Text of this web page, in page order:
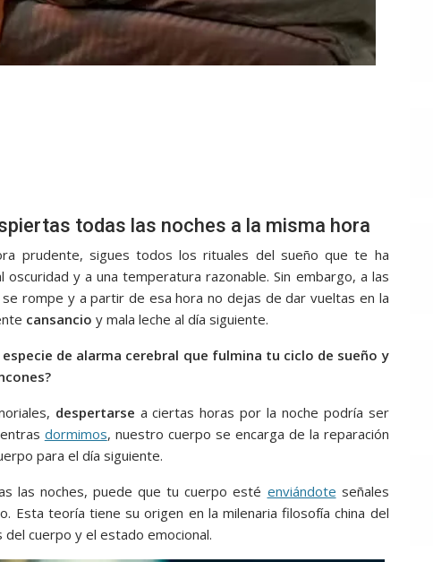
todas las noches a la misma hora
prudente, sigues todos los rituales del sueño que te ha
y a una temperatura razonable. Sin embargo, a las
se rompe y a partir de esa hora no dejas de dar vueltas en la
cansancio y mala leche al día siguiente.
de alarma cerebral que fulmina tu ciclo de sueño y
despertarse a ciertas horas por la noche podría ser
dormimos, nuestro cuerpo se encarga de la reparación
para el día siguiente.
las noches, puede que tu cuerpo esté enviándote señales
Esta teoría tiene su origen en la milenaria filosofía china del
del cuerpo y el estado emocional.